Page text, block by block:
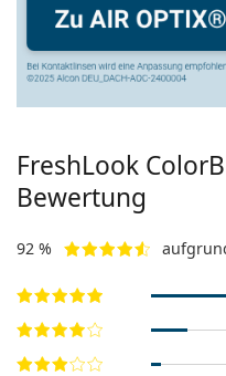
FreshLook
Bewertung
92 %